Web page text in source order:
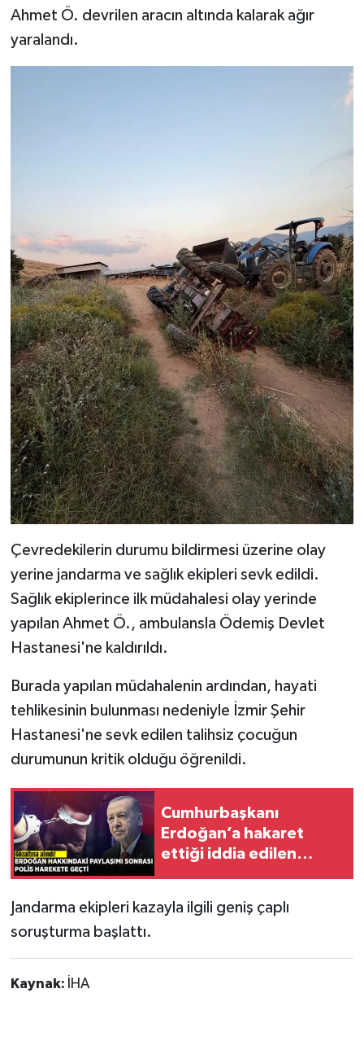
Ahmet Ö. devrilen aracın altında kalarak ağır
yaralandı.
Çevredekilerin durumu bildirmesi üzerine olay
yerine jandarma ve sağlık ekipleri sevk edildi.
Sağlık ekiplerince ilk müdahalesi olay yerinde
yapılan Ahmet Ö., ambulansla Ödemiş Devlet
Hastanesi'ne kaldırıldı.
Burada yapılan müdahalenin ardından, hayati
tehlikesinin bulunması nedeniyle İzmir Şehir
Hastanesi'ne sevk edilen talihsiz çocuğun
durumunun kritik olduğu öğrenildi.
Cumhurbaşkanı
Erdoğan’a hakaret
ettiği iddia edilen
Jandarma ekipleri kazayla ilgili geniş çaplı
soruşturma başlattı.
Kaynak: İHA